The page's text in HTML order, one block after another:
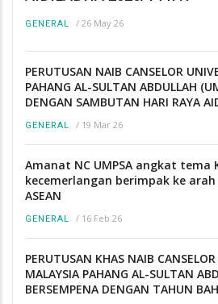
GENERAL / 26 May 26
PERUTUSAN NAIB CANSELOR
PAHANG AL-SULTAN ABDULLAH
DENGAN SAMBUTAN HARI RAYA
GENERAL / 19 Mar 26
Amanat NC UMPSA angkat tema
kecemerlangan berimpak ke
ASEAN
GENERAL / 16 Feb 26
PERUTUSAN KHAS NAIB
MALAYSIA PAHANG AL-SULTAN
BERSEMPENA DENGAN TAHUN